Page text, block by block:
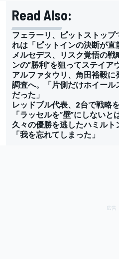
Read Also:
フェラーリ、ピットストッ
れは「ピットインの決断が直
メルセデス、リスク覚悟の
ンの”勝利”を狙ってステイア
アルファタウリ、角田裕毅に
調査へ。「片側だけホイー
だった」
レッドブル代表、2台で戦略
「ラッセルを“壁”にしないと
久々の優勝を逃したハミルト
「我を忘れてしまった」